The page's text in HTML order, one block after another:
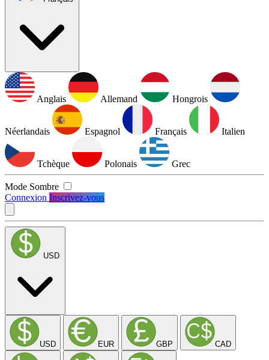
Anglais Allemand Hongrois
Néerlandais Espagnol Français Italien
Tchèque Polonais Grec
Mode Sombre
Connexion Inscrivez-vous
USD
USD EUR GBP CAD